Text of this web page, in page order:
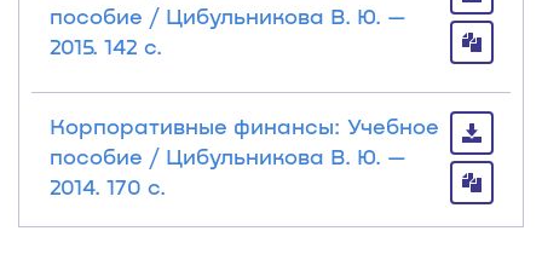
пособие / Цибульникова В. Ю. —
2015. 142 с.
Корпоративные финансы: Учебное
пособие / Цибульникова В. Ю. —
2014. 170 с.